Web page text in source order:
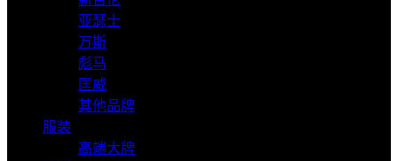
亚瑟士
万斯
彪马
匡威
其他品牌
服装
高端大牌